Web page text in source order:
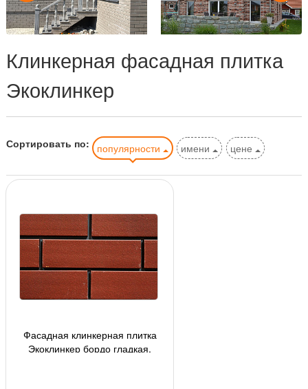
Клинкерная фасадная плитка
Экоклинкер
Сортировать по: популярности имени цене
Фасадная клинкерная плитка
Экоклинкер бордо гладкая,